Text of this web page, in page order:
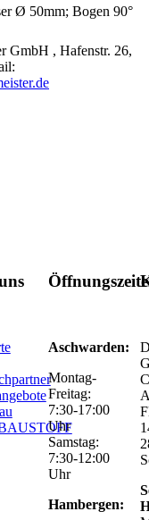
Ø 50mm; Bogen 90°
GmbH , Hafenstr. 26,
Aschwarden:
Montag-
Freitag:
7:30-17:00
Uhr
Samstag:
7:30-12:00
Uhr
Hambergen: